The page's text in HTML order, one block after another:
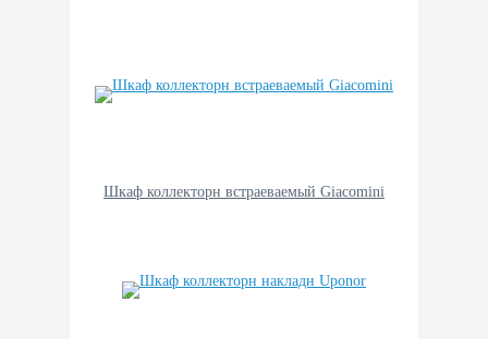
Шкаф коллекторн встраеваемый Giacomini